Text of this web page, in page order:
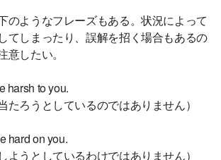
のようなフレーズもある。状況によって
てしまったり、誤解を招く場合もあるの
したい。
harsh to you.
たろうとしているのではありません）
hard on you.
ようとしているわけではありません）